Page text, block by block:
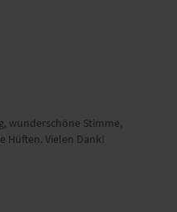
wunderschöne Stimme,
Hüften. Vielen Dank!